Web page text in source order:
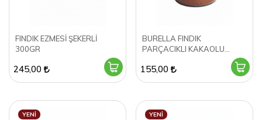
FINDIK EZMESİ ŞEKERLİ
300GR
245,00
BURELLA FINDIK
PARÇACIKLI KAKAOLU
155,00
YENI YENI